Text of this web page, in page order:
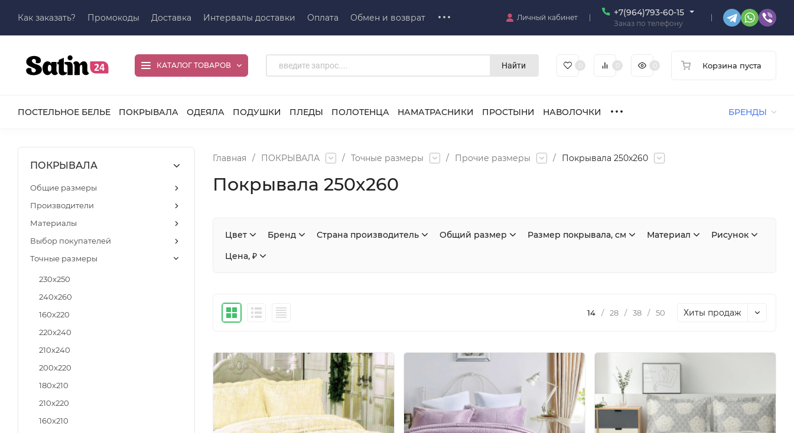
Как заказать? Промокоды Доставка Интервалы доставки Оплата Обмен и возврат Личный кабинет +7(964)793-60-15
Заказ по телефону
КАТАЛОГ ТОВАРОВ Найти Корзина пуста
ПОСТЕЛЬНОЕ БЕЛЬЕ ПОКРЫВАЛА ОДЕЯЛА ПОДУШКИ ПЛЕДЫ ПОЛОТЕНЦА НАМАТРАСНИКИ ПРОСТЫНИ НАВОЛОЧКИ БРЕНДЫ
ПОКРЫВАЛА
Общие размеры
Производители
Материалы
Выбор покупателей
Точные размеры
230x250
240x260
160x220
220x240
210x240
200x220
180x210
210x220
160x210
Главная / ПОКРЫВАЛА / Точные размеры / Прочие размеры / Покрывала 250x260
Покрывала 250x260
Цвет Бренд Страна производитель Общий размер Размер покрывала, см Материал
Рисунок
Цена, ₽
14 / 28 / 38 / 50 Хиты продаж